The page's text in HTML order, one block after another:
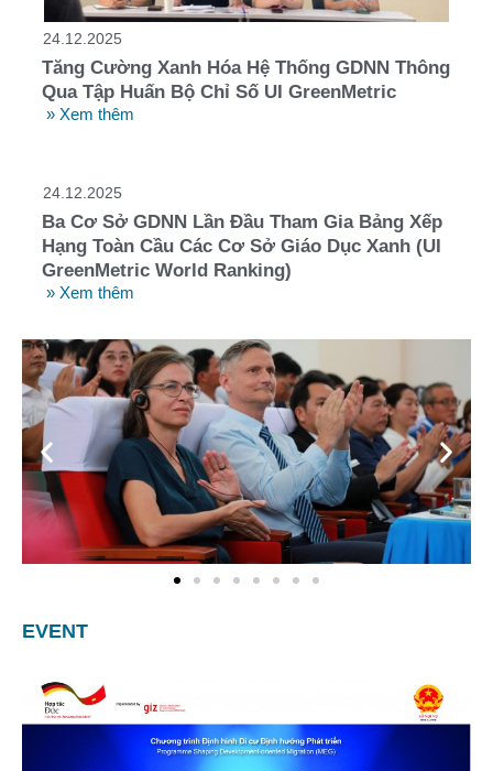
24.12.2025
Tăng Cường Xanh Hóa Hệ Thống GDNN Thông
Qua Tập Huấn Bộ Chỉ Số UI GreenMetric
» Xem thêm
24.12.2025
Ba Cơ Sở GDNN Lần Đầu Tham Gia Bảng Xếp
Hạng Toàn Cầu Các Cơ Sở Giáo Dục Xanh (UI
GreenMetric World Ranking)
» Xem thêm
EVENT